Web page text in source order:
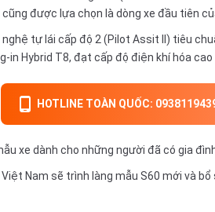
được lựa chọn là dòng xe đầu tiên
tự lái cấp độ 2 (Pilot Assit II) tiêu
in Hybrid T8, đạt cấp độ điện khí hóa cao
HOTLINE TOÀN QUỐC:
xe dành cho những người đã có gia
Nam sẽ trình làng mẫu S60 mới và